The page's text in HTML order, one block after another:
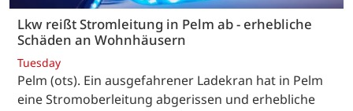
Lkw reißt Stromleitung in Pelm ab - erhebliche
Schäden an Wohnhäusern
Tuesday
Pelm (ots). Ein ausgefahrener Ladekran hat in Pelm
eine Stromoberleitung abgerissen und erhebliche